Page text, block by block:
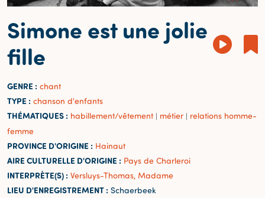
Simone est une jolie
fille
GENRE : chant
TYPE : chanson d'enfants
THÉMATIQUES : habillement/vêtement | métier | relations homme-
femme
PROVINCE D'ORIGINE : Hainaut
AIRE CULTURELLE D'ORIGINE : Pays de Charleroi
INTERPRÈTE(S) : Versluys-Thomas, Madame
LIEU D'ENREGISTREMENT : Schaerbeek